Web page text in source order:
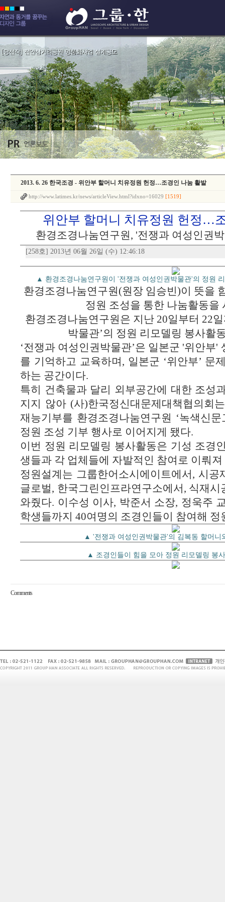
2013. 6. 26 한국조경 - 위안부 할머니 치유정원 헌정…조경인 나눔 활발
http://www.latimes.kr/news/articleView.html?idxno=16029 [1519]
위안부 할머니 치유정원 헌정…
환경조경나눔연구원, '전쟁과 여성인권
[258호] 2013년 06월 26일 (수) 12:46:18
▲ 환경조경나눔연구원이 '전쟁과 여성인권박물관'의 정원
환경조경나눔연구원(원장 임승빈)이 뜻을
정원 조성을 통한 나눔활동을
환경조경나눔연구원은 지난 20일부터 22
박물관’의 정원 리모델링 봉사활
‘전쟁과 여성인권박물관’은 일본군 '위안부'
를 기억하고 교육하며, 일본군 ‘위안부’ 문
하는 공간이다.
특히 건축물과 달리 외부공간에 대한 조성
지지 않아 (사)한국정신대문제대책협의회
재능기부를 환경조경나눔연구원 ‘녹색신
정원 조성 기부 행사로 이어지게 됐다.
이번 정원 리모델링 봉사활동은 기성 조경
생들과 각 업체들에 자발적인 참여로 이뤄
정원설계는 그룹한어소시에이트에서, 시공
글로벌, 한국그린인프라연구소에서, 식재
와줬다. 이수성 이사, 박준서 소장, 정욱주
학생들까지 40여명의 조경인들이 참여해
▲ '전쟁과 여성인권박물관'의 김복동 할머니
▲ 조경인들이 힘을 모아 정원 리모델링 봉
Comments